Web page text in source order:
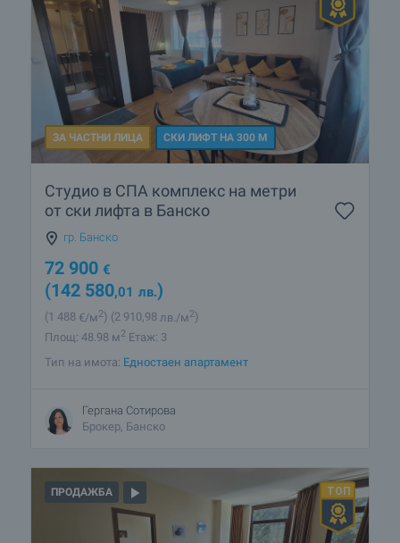
ЗА ЧАСТНИ ЛИЦА СКИ ЛИФТ НА 300 М
Студио в СПА комплекс на метри
от ски лифта в Банско
гр. Банско
72 900 €
(142 580,01 лв.)
(1 488 €/м2) (2 910,98 лв./м2)
Площ: 48.98 м2 Етаж: 3
Тип на имота: Едностаен апартамент
Гергана Сотирова
Брокер, Банско
ПРОДАЖБА